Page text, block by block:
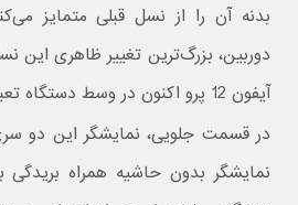
بدنه آن را از نسل قبلی متمایز
دوربین، بزرگ‌ترین تغییر ظاهری این
آیفون 12 پرو اکنون در وسط دستگاه تعبیه شده است.
در قسمت جلویی، نمایشگر این دو
نمایشگر بدون حاشیه همراه بریدگی